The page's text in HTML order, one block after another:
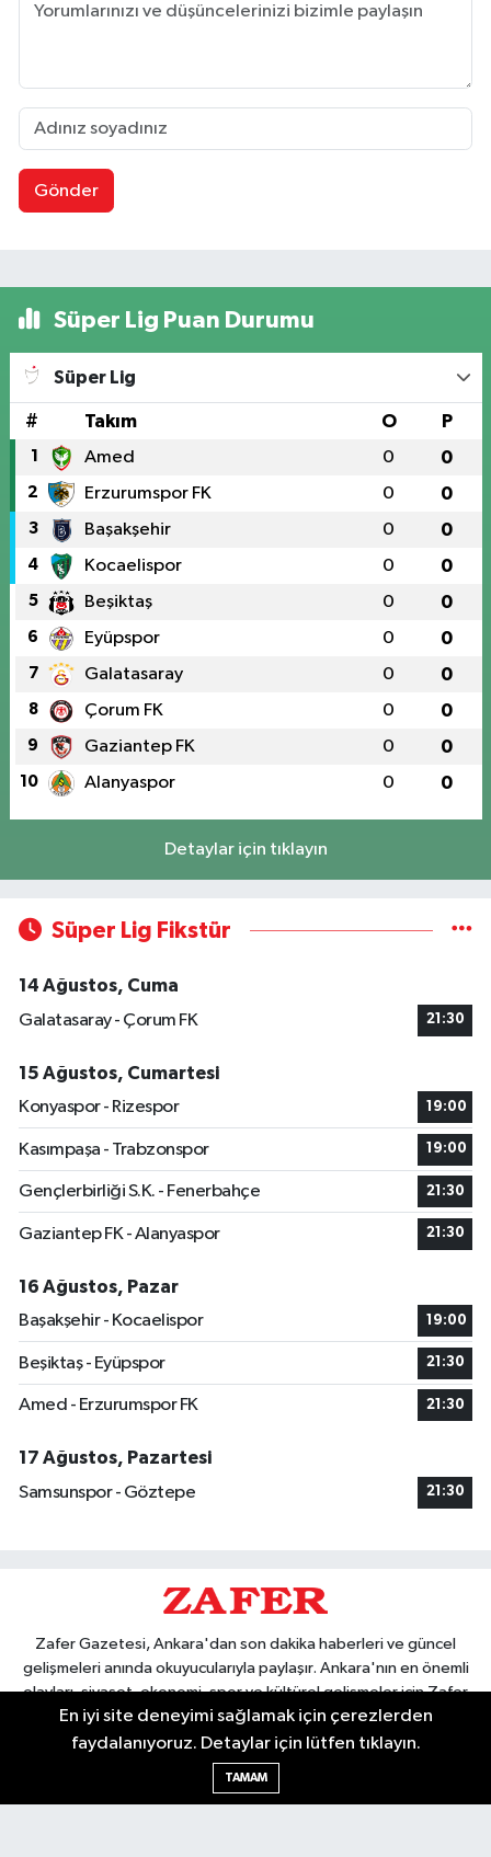
Gönder
Süper Lig Puan Durumu
Süper Lig
# Takım O P
1 Amed 0 0
2 Erzurumspor FK 0 0
3 Başakşehir 0 0
4 Kocaelispor 0 0
5 Beşiktaş 0 0
6 Eyüpspor 0 0
7 Galatasaray 0 0
8 Çorum FK 0 0
9 Gaziantep FK 0 0
10 Alanyaspor 0 0
Detaylar için tıklayın
Süper Lig Fikstür
14 Ağustos, Cuma
Galatasaray - Çorum FK
21:30
15 Ağustos, Cumartesi
Konyaspor - Rizespor
19:00
Kasımpaşa - Trabzonspor 19:00
Gençlerbirliği S.K. - Fenerbahçe 21:30
Gaziantep FK - Alanyaspor 21:30
16 Ağustos, Pazar
Başakşehir - Kocaelispor
19:00
Beşiktaş - Eyüpspor 21:30
Amed - Erzurumspor FK 21:30
17 Ağustos, Pazartesi
Samsunspor - Göztepe
21:30
Zafer Gazetesi, Ankara'dan son dakika haberleri ve güncel
gelişmeleri anında okuyucularıyla paylaşır. Ankara'nın en önemli
olayları, siyaset, ekonomi, spor ve kültürel gelişmeler için Zafer
Gazetesi'ni takip edin. Başkentin güvendiği haber kaynağı.
En iyi site deneyimi sağlamak için çerezlerden
faydalanıyoruz. Detaylar için lütfen tıklayın.
TAMAM